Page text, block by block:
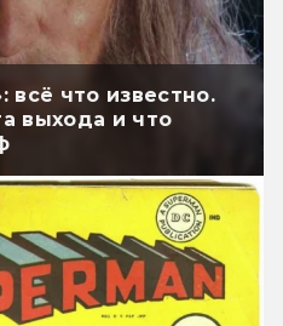
всё что известно.
выхода и что